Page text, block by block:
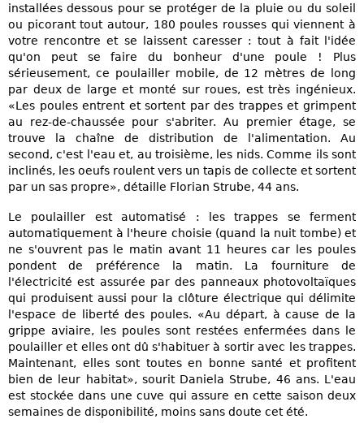
installées dessous pour se protéger de la pluie ou du soleil
ou picorant tout autour, 180 poules rousses qui viennent à
votre rencontre et se laissent caresser : tout à fait l'idée
qu'on peut se faire du bonheur d'une poule ! Plus
sérieusement, ce poulailler mobile, de 12 mètres de long
par deux de large et monté sur roues, est très ingénieux.
«Les poules entrent et sortent par des trappes et grimpent
au rez-de-chaussée pour s'abriter. Au premier étage, se
trouve la chaîne de distribution de l'alimentation. Au
second, c'est l'eau et, au troisième, les nids. Comme ils sont
inclinés, les oeufs roulent vers un tapis de collecte et sortent
par un sas propre», détaille Florian Strube, 44 ans.
Le poulailler est automatisé : les trappes se ferment
automatiquement à l'heure choisie (quand la nuit tombe) et
ne s'ouvrent pas le matin avant 11 heures car les poules
pondent de préférence la matin. La fourniture de
l'électricité est assurée par des panneaux photovoltaïques
qui produisent aussi pour la clôture électrique qui délimite
l'espace de liberté des poules. «Au départ, à cause de la
grippe aviaire, les poules sont restées enfermées dans le
poulailler et elles ont dû s'habituer à sortir avec les trappes.
Maintenant, elles sont toutes en bonne santé et profitent
bien de leur habitat», sourit Daniela Strube, 46 ans. L'eau
est stockée dans une cuve qui assure en cette saison deux
semaines de disponibilité, moins sans doute cet été.